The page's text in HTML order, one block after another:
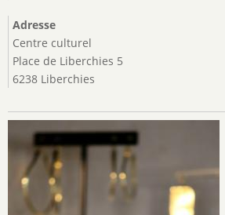
Adresse
Centre culturel
Place de Liberchies 5
6238 Liberchies
Image